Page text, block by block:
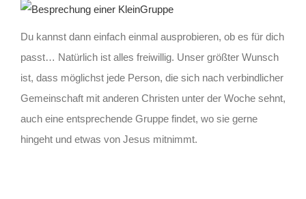
Du kannst dann einfach einmal ausprobieren, ob es für dich
passt… Natürlich ist alles freiwillig. Unser größter Wunsch
ist, dass möglichst jede Person, die sich nach verbindlicher
Gemeinschaft mit anderen Christen unter der Woche sehnt,
auch eine entsprechende Gruppe findet, wo sie gerne
hingeht und etwas von Jesus mitnimmt.